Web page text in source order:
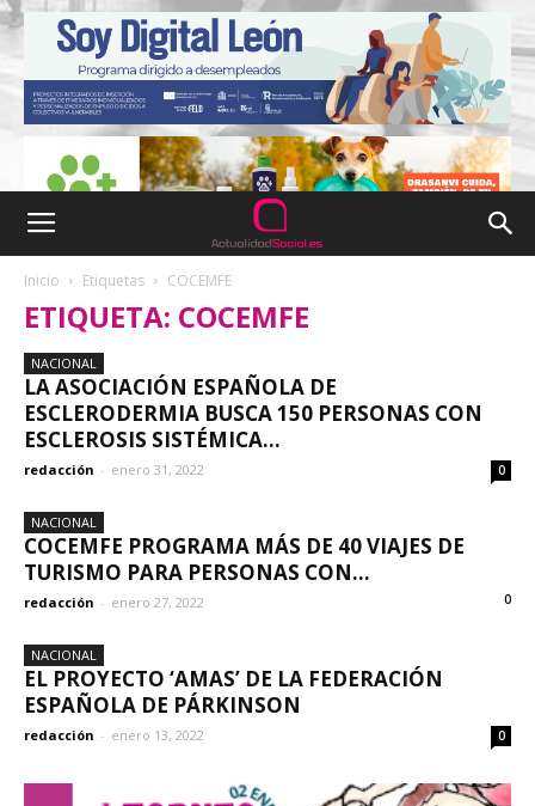
Inicio Etiquetas COCEMFE
ETIQUETA: COCEMFE
NACIONAL
LA ASOCIACIÓN ESPAÑOLA DE
ESCLERODERMIA BUSCA 150 PERSONAS CON
ESCLEROSIS SISTÉMICA...
redacción - enero 31, 2022 0
NACIONAL
COCEMFE PROGRAMA MÁS DE 40 VIAJES DE
TURISMO PARA PERSONAS CON...
redacción - enero 27, 2022 0
NACIONAL
EL PROYECTO ‘AMAS’ DE LA FEDERACIÓN
ESPAÑOLA DE PÁRKINSON
redacción - enero 13, 2022 0